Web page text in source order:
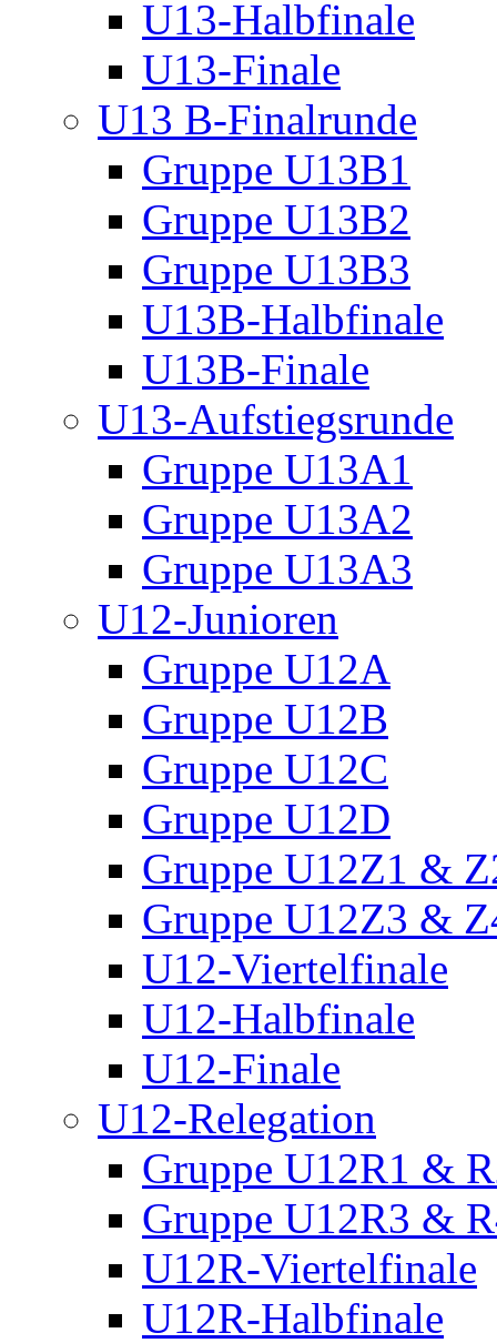
U13-Halbfinale
U13-Finale
U13 B-Finalrunde
Gruppe U13B1
Gruppe U13B2
Gruppe U13B3
U13B-Halbfinale
U13B-Finale
U13-Aufstiegsrunde
Gruppe U13A1
Gruppe U13A2
Gruppe U13A3
U12-Junioren
Gruppe U12A
Gruppe U12B
Gruppe U12C
Gruppe U12D
Gruppe U12Z1 &
Gruppe U12Z3 &
U12-Viertelfinale
U12-Halbfinale
U12-Finale
U12-Relegation
Gruppe U12R1 &
Gruppe U12R3 &
U12R-Viertelfinale
U12R-Halbfinale